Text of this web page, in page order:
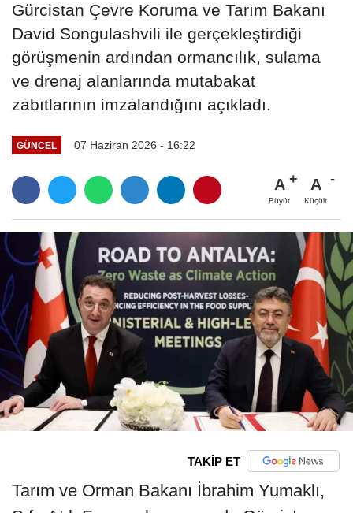
Gürcistan Çevre Koruma ve Tarım Bakanı
David Songulashvili ile gerçekleştirdiği
görüşmenin ardından ormancılık, sulama
ve drenaj alanlarında mutabakat
zabıtlarının imzalandığını açıkladı.
GÜNCEL 07 Haziran 2026 - 16:22
A
Büyüt
A
Küçült
TAKİP ET
Tarım ve Orman Bakanı İbrahim Yumaklı,